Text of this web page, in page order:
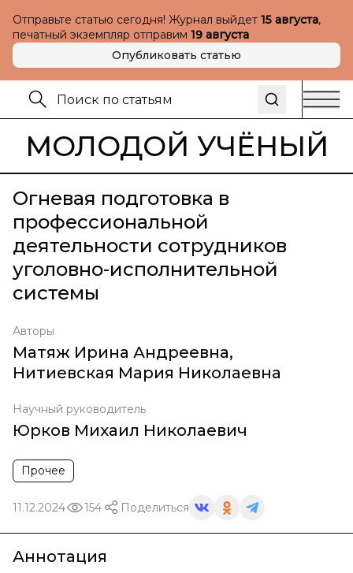
Отправьте статью сегодня! Журнал выйдет 15 августа,
печатный экземпляр отправим 19 августа
Опубликовать статью
МОЛОДОЙ УЧЁНЫЙ
Огневая подготовка в
профессиональной
деятельности сотрудников
уголовно-исполнительной
системы
Авторы
Матяж Ирина Андреевна,
Нитиевская Мария Николаевна
Научный руководитель
Юрков Михаил Николаевич
Прочее
11.12.2024 154 Поделиться
Аннотация